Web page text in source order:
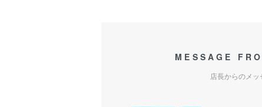
MESSAGE
店長からのメッ